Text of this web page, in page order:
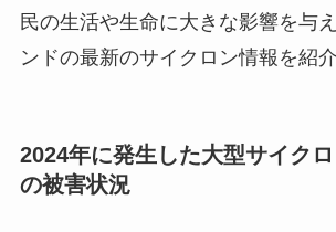
民の生活や生命に大きな影響を与
ンドの最新のサイクロン情報を紹介
2024年に発生した大型サイクロ
の被害状況